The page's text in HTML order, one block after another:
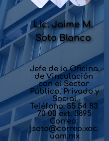
Lic. Jaime M.
Soto Blanco
Jefe de la Oficina
de Vinculación
con el Sector
Público, Privado y
Social
Teléfono: 55 54 83
70 00 ext. 3895
Correo:
jsoto@correo.xoc.
uam.mx